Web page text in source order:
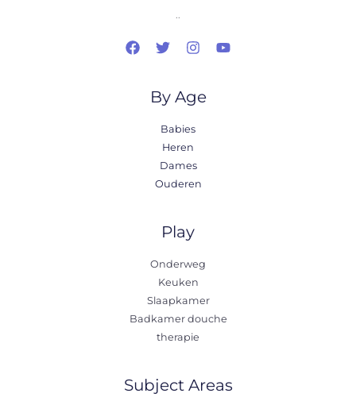
..
By Age
Babies
Heren
Dames
Ouderen
Play
Onderweg
Keuken
Slaapkamer
Badkamer douche
therapie
Subject Areas